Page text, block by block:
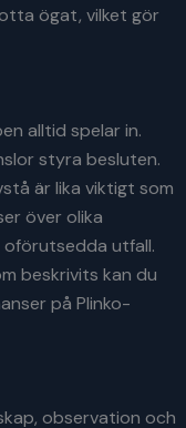
ögat, vilket gör
alltid spelar in.
styra besluten.
är lika viktigt som
över olika
utfall.
beskrivits kan du
på Plinko-
observation och